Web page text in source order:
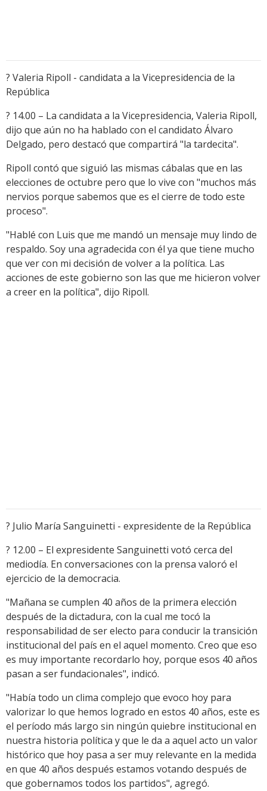
? Valeria Ripoll - candidata a la Vicepresidencia de la
República
? 14.00 – La candidata a la Vicepresidencia, Valeria Ripoll,
dijo que aún no ha hablado con el candidato Álvaro
Delgado, pero destacó que compartirá "la tardecita".
Ripoll contó que siguió las mismas cábalas que en las
elecciones de octubre pero que lo vive con "muchos más
nervios porque sabemos que es el cierre de todo este
proceso".
"Hablé con Luis que me mandó un mensaje muy lindo de
respaldo. Soy una agradecida con él ya que tiene mucho
que ver con mi decisión de volver a la política. Las
acciones de este gobierno son las que me hicieron volver
a creer en la política", dijo Ripoll.
? Julio María Sanguinetti - expresidente de la República
? 12.00 – El expresidente Sanguinetti votó cerca del
mediodía. En conversaciones con la prensa valoró el
ejercicio de la democracia.
"Mañana se cumplen 40 años de la primera elección
después de la dictadura, con la cual me tocó la
responsabilidad de ser electo para conducir la transición
institucional del país en el aquel momento. Creo que eso
es muy importante recordarlo hoy, porque esos 40 años
pasan a ser fundacionales", indicó.
"Había todo un clima complejo que evoco hoy para
valorizar lo que hemos logrado en estos 40 años, este es
el período más largo sin ningún quiebre institucional en
nuestra historia política y que le da a aquel acto un valor
histórico que hoy pasa a ser muy relevante en la medida
en que 40 años después estamos votando después de
que gobernamos todos los partidos", agregó.